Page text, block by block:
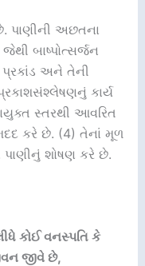
પાણીની અછતના
બાષ્પોત્સર્જન
પ્રકાંડ અને તેની
કાર્ય
સ્તરથી આવરિત
કરે છે. (4) તેનાં મૂળ
શોષણ કરે છે.
કોઈ વનસ્પતિ કે
જીવે છે,